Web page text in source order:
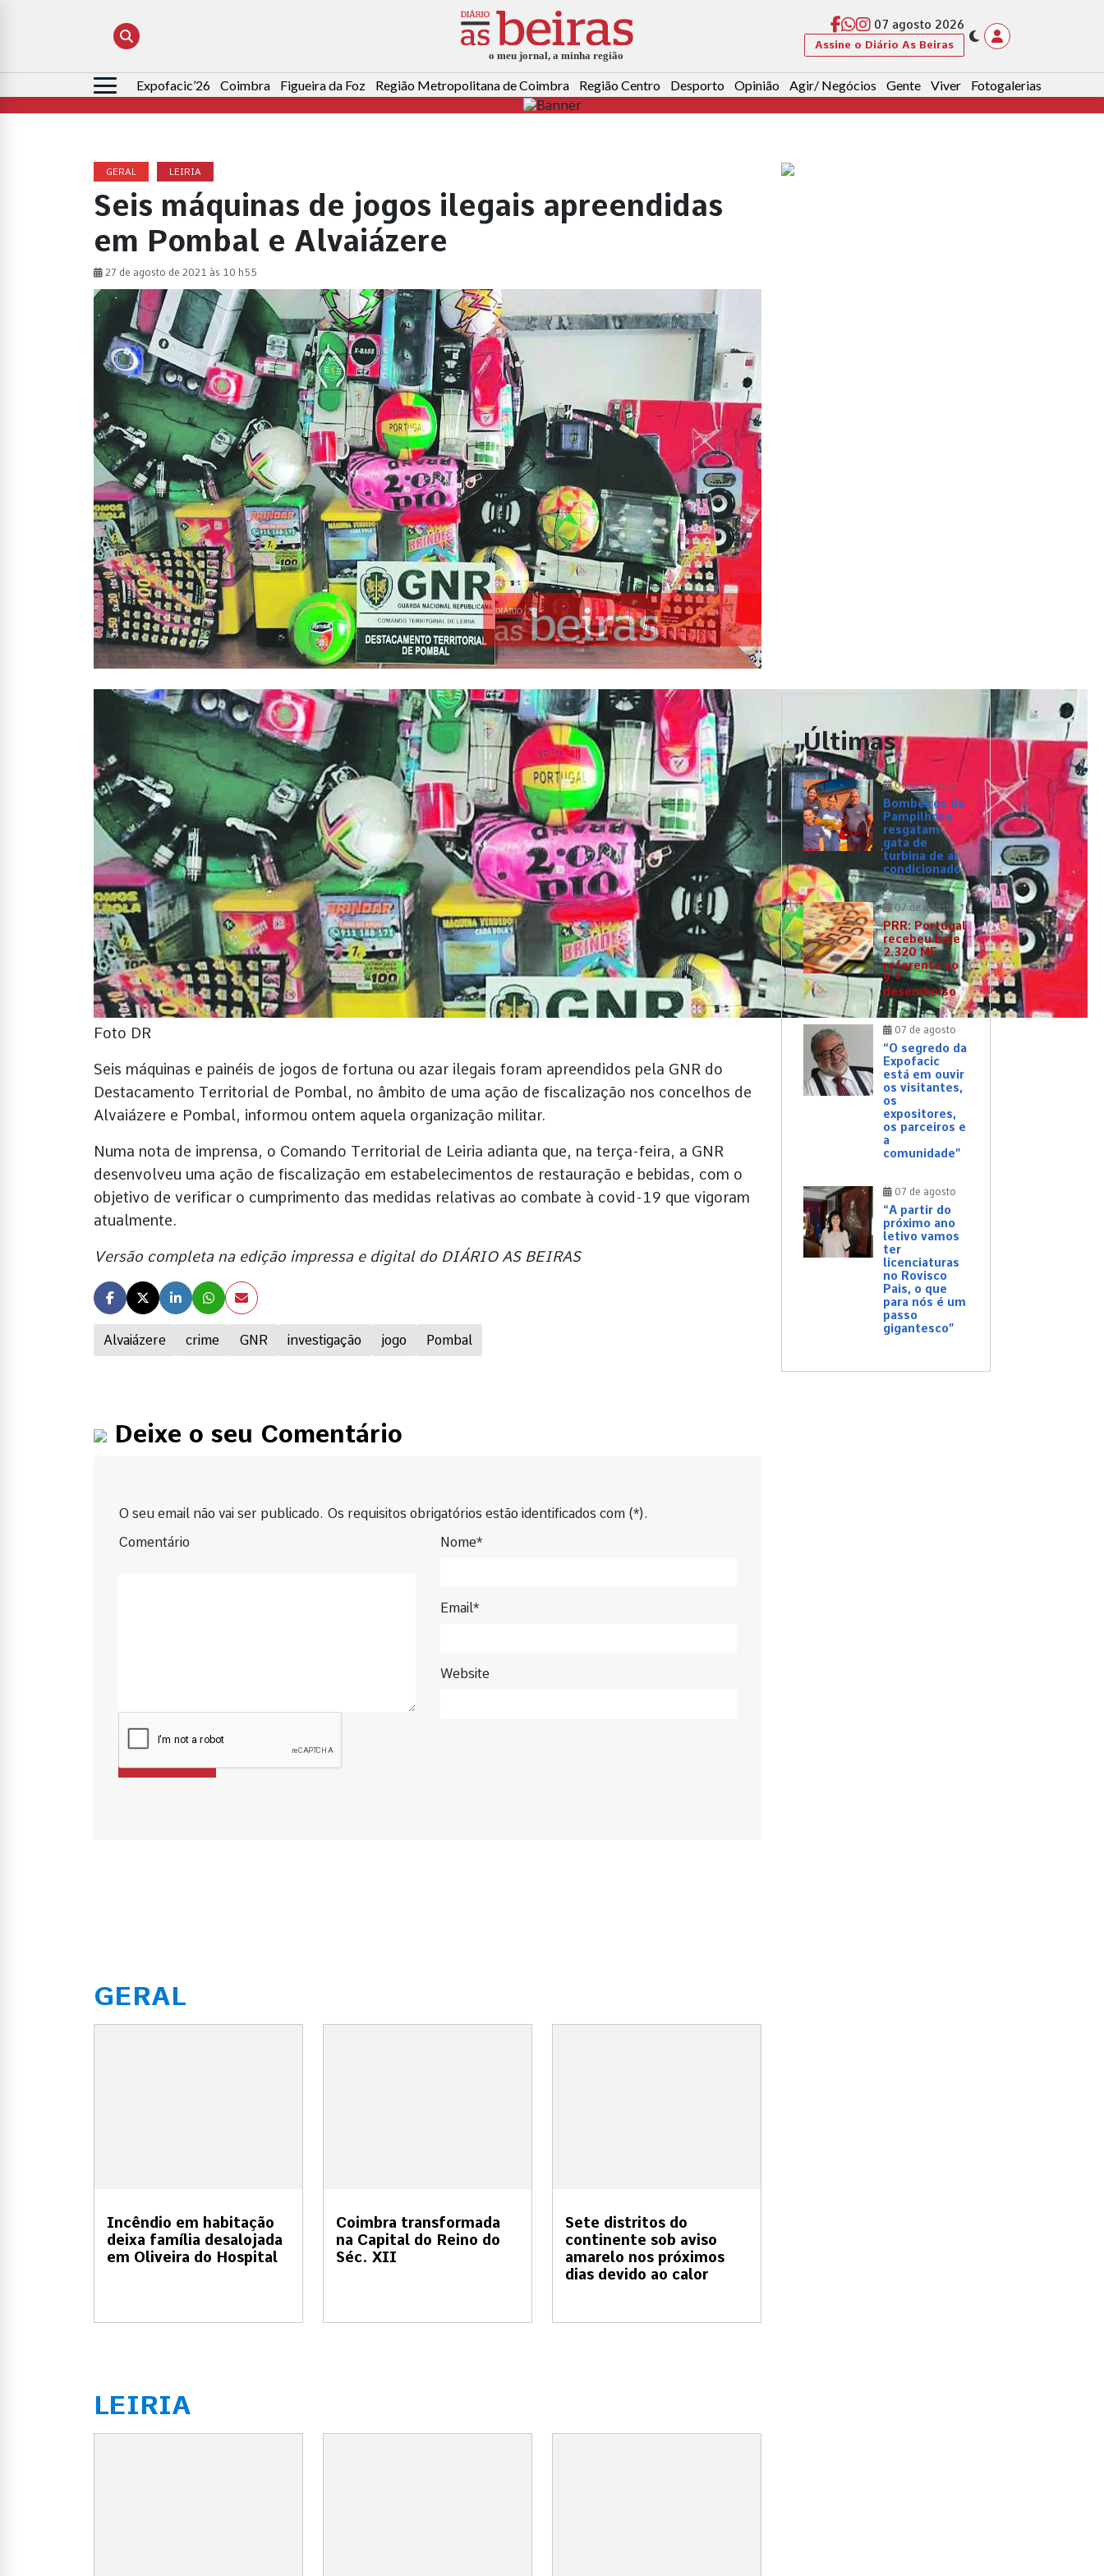
07 agosto 2026
Assine o Diário As Beiras
Pesquisar
por:
Expofacic’26 Coimbra Figueira da Foz Região Metropolitana de Coimbra Região Centro Desporto Opinião Agir/ Negócios Gente Viver Fotogalerias
GERAL LEIRIA
Seis máquinas de jogos ilegais apreendidas
em Pombal e Alvaiázere
27 de agosto de 2021 às 10 h55
Alvaiázere crime GNR investigação jogo Pombal
Foto DR
Seis máquinas e painéis de jogos de fortuna ou azar ilegais foram apreendidos pela GNR do
Destacamento Territorial de Pombal, no âmbito de uma ação de fiscalização nos concelhos de
Alvaiázere e Pombal, informou ontem aquela organização militar.
Numa nota de imprensa, o Comando Territorial de Leiria adianta que, na terça-feira, a GNR
desenvolveu uma ação de fiscalização em estabelecimentos de restauração e bebidas, com o
objetivo de verificar o cumprimento das medidas relativas ao combate à covid-19 que vigoram
atualmente.
Versão completa na edição impressa e digital do DIÁRIO AS BEIRAS
Deixe o seu Comentário
O seu email não vai ser publicado. Os requisitos obrigatórios estão identificados com (*).
Comentário
Nome*
Email*
Website
Últimas
07 de agosto
Bombeiros de
Pampilhosa
resgatam
gata de
turbina de ar
condicionado
07 de agosto
PRR: Portugal
recebeu hoje
2.320 ME
referente ao
9.º
desembolso
07 de agosto
“O segredo da
Expofacic
está em ouvir
os visitantes,
os
expositores,
os parceiros e
a
comunidade”
07 de agosto
“A partir do
próximo ano
letivo vamos
ter
licenciaturas
no Rovisco
Pais, o que
para nós é um
passo
gigantesco”
GERAL
Incêndio em habitação
deixa família desalojada
em Oliveira do Hospital
Coimbra transformada
na Capital do Reino do
Séc. XII
Sete distritos do
continente sob aviso
amarelo nos próximos
dias devido ao calor
LEIRIA